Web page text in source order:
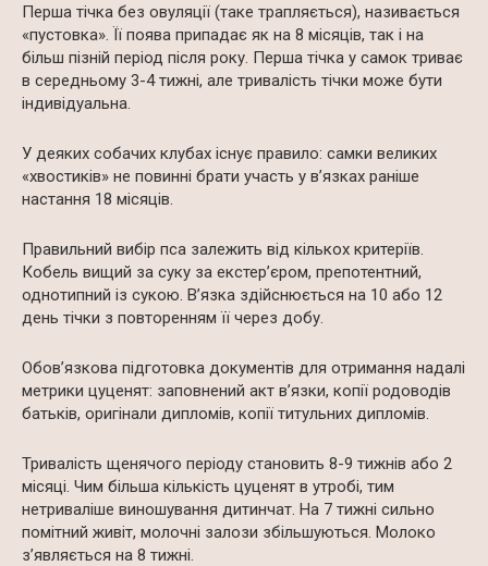
Перша тічка без овуляції (таке трапляється), називається
«пустовка». Її поява припадає як на 8 місяців, так і на
більш пізній період після року. Перша тічка у самок триває
в середньому 3-4 тижні, але тривалість тічки може бути
індивідуальна.
У деяких собачих клубах існує правило: самки великих
«хвостиків» не повинні брати участь у в’язках раніше
настання 18 місяців.
Правильний вибір пса залежить від кількох критеріїв.
Кобель вищий за суку за екстер’єром, препотентний,
однотипний із сукою. В’язка здійснюється на 10 або 12
день тічки з повторенням її через добу.
Обов’язкова підготовка документів для отримання надалі
метрики цуценят: заповнений акт в’язки, копії родоводів
батьків, оригінали дипломів, копії титульних дипломів.
Тривалість щенячого періоду становить 8-9 тижнів або 2
місяці. Чим більша кількість цуценят в утробі, тим
нетриваліше виношування дитинчат. На 7 тижні сильно
помітний живіт, молочні залози збільшуються. Молоко
з’являється на 8 тижні.